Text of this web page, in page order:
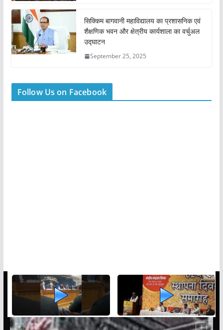
सिक्किम बागवानी महाविद्यालय का प्रशासनिक एवं
शैक्षणिक भवन और क्षेत्रीय कार्यशाला का वर्चुअल
उद्घाटन
September 25, 2025
Follow Us on Facebook